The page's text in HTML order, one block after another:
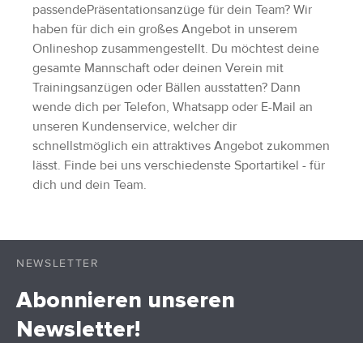
passendePräsentationsanzüge für dein Team? Wir
haben für dich ein großes Angebot in unserem
Onlineshop zusammengestellt. Du möchtest deine
gesamte Mannschaft oder deinen Verein mit
Trainingsanzügen oder Bällen ausstatten? Dann
wende dich per Telefon, Whatsapp oder E-Mail an
unseren Kundenservice, welcher dir
schnellstmöglich ein attraktives Angebot zukommen
lässt. Finde bei uns verschiedenste Sportartikel - für
dich und dein Team.
NEWSLETTER
Abonnieren unseren
Newsletter!